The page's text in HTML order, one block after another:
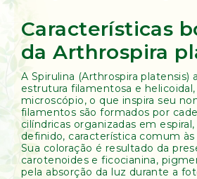
Características
da Arthrospira
A Spirulina (Arthrospira platensis)
estrutura filamentosa e
microscópio, o que inspira seu
filamentos são formados por
cilíndricas organizadas em
definido, característica comum às
Sua coloração é resultado da
carotenoides e ficocianina,
pela absorção da luz durante a